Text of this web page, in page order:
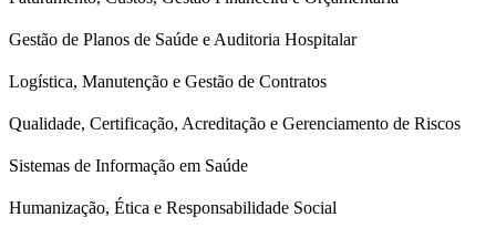
Gestão de Planos de Saúde e Auditoria Hospitalar
Logística, Manutenção e Gestão de Contratos
Qualidade, Certificação, Acreditação e Gerenciamento de Riscos
Sistemas de Informação em Saúde
Humanização, Ética e Responsabilidade Social